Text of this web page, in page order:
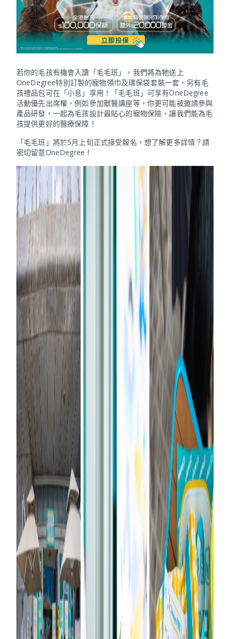
若你的毛孩有機會入讀「毛毛班」，我們將為牠送上
OneDegree特別訂製的寵物領巾及環保袋套裝一套，另有毛
孩禮品包可在「小息」享用！「毛毛班」可享有OneDegree
活動優先出席權，例如參加獸醫講座等，你更可能被邀請參與
產品研發，一起為毛孩設計最貼心的寵物保險，讓我們能為毛
孩提供更好的醫療保障！
「毛毛班」將於5月上旬正式接受報名，想了解更多詳情？請
密切留意OneDegree！